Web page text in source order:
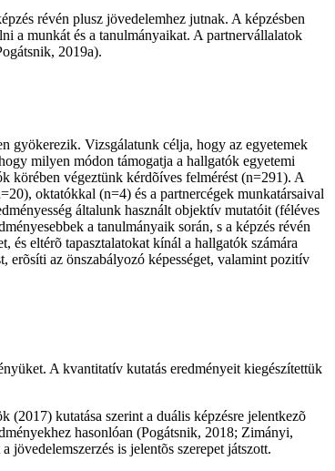
révén plusz jövedelemhez jutnak. A képzésben
a munkát és a tanulmányaikat. A partnervállalatok
2019a).
gyökerezik. Vizsgálatunk célja, hogy az egyetemek
milyen módon támogatja a hallgatók egyetemi
körében végeztünk kérdõíves felmérést (n=291). A
oktatókkal (n=4) és a partnercégek munkatársaival
általunk használt objektív mutatóit (féléves
a tanulmányaik során, s a képzés révén
eltérõ tapasztalatokat kínál a hallgatók számára
erõsíti az önszabályozó képességet, valamint pozitív
A kvantitatív kutatás eredményeit kiegészítettük
(2017) kutatása szerint a duális képzésre jelentkezõ
hasonlóan (Pogátsnik, 2018; Zimányi,
jövedelemszerzés is jelentõs szerepet játszott.